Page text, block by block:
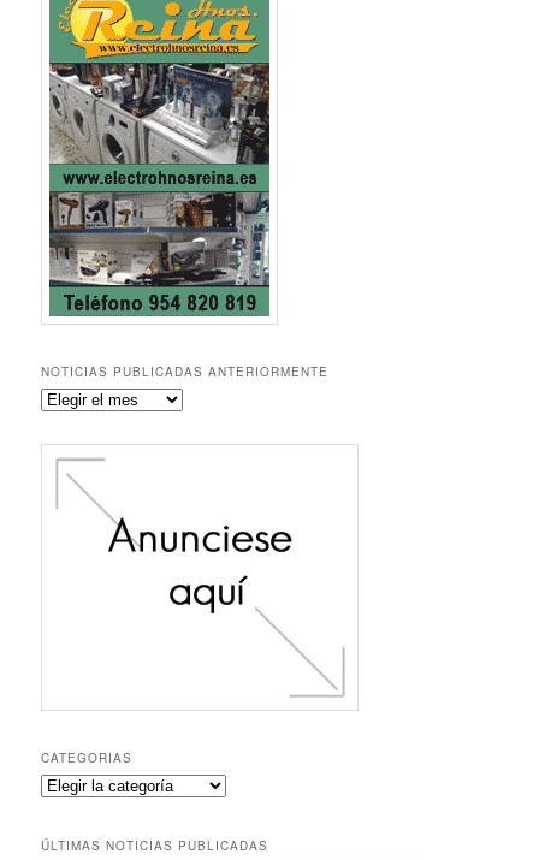
NOTICIAS PUBLICADAS ANTERIORMENTE
Noticias
anteriormente
CATEGORIAS
Categorias
ÚLTIMAS NOTICIAS PUBLICADAS